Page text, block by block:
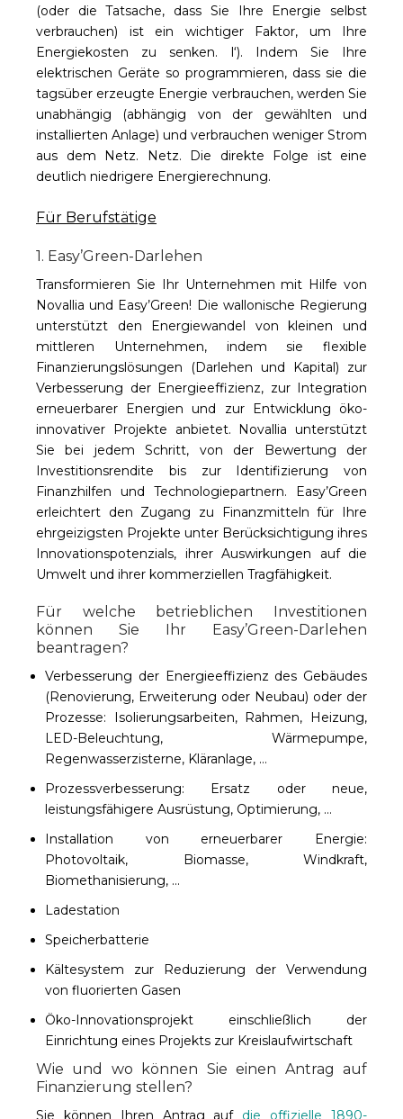
(oder die Tatsache, dass Sie Ihre Energie selbst
verbrauchen) ist ein wichtiger Faktor, um Ihre
Energiekosten zu senken.
l‘). Indem Sie Ihre
elektrischen Geräte so programmieren, dass sie die
tagsüber erzeugte Energie verbrauchen, werden Sie
unabhängig (abhängig von der gewählten und
installierten Anlage) und verbrauchen weniger Strom
aus dem Netz. Netz. Die direkte Folge ist eine
deutlich niedrigere Energierechnung.
Für Berufstätige
1. Easy’Green-Darlehen
Transformieren Sie Ihr Unternehmen mit Hilfe von
Novallia und Easy’Green! Die wallonische Regierung
unterstützt den Energiewandel von kleinen und
mittleren Unternehmen, indem sie flexible
Finanzierungslösungen (Darlehen und Kapital) zur
Verbesserung der Energieeffizienz, zur Integration
erneuerbarer Energien und zur Entwicklung öko-
innovativer Projekte anbietet. Novallia unterstützt
Sie bei jedem Schritt, von der Bewertung der
Investitionsrendite bis zur Identifizierung von
Finanzhilfen und Technologiepartnern. Easy’Green
erleichtert den Zugang zu Finanzmitteln für Ihre
ehrgeizigsten Projekte unter Berücksichtigung ihres
Innovationspotenzials, ihrer Auswirkungen auf die
Umwelt und ihrer kommerziellen Tragfähigkeit.
Für welche betrieblichen Investitionen
können Sie Ihr Easy’Green-Darlehen
beantragen?
Verbesserung der Energieeffizienz des Gebäudes
(Renovierung, Erweiterung oder Neubau) oder der
Prozesse: Isolierungsarbeiten, Rahmen, Heizung,
LED-Beleuchtung, Wärmepumpe,
Regenwasserzisterne, Kläranlage, …
Prozessverbesserung: Ersatz oder neue,
leistungsfähigere Ausrüstung, Optimierung, …
Installation von erneuerbarer Energie:
Photovoltaik, Biomasse, Windkraft,
Biomethanisierung, …
Ladestation
Speicherbatterie
Kältesystem zur Reduzierung der Verwendung
von fluorierten Gasen
Öko-Innovationsprojekt einschließlich der
Einrichtung eines Projekts zur Kreislaufwirtschaft
Wie und wo können Sie einen Antrag auf
Finanzierung stellen?
Sie können Ihren Antrag auf die offizielle 1890-